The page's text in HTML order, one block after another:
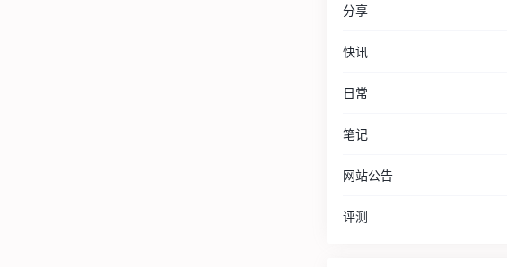
分享
快讯
日常
笔记
网站公告
评测